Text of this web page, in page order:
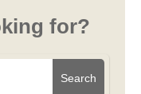
for?
Search